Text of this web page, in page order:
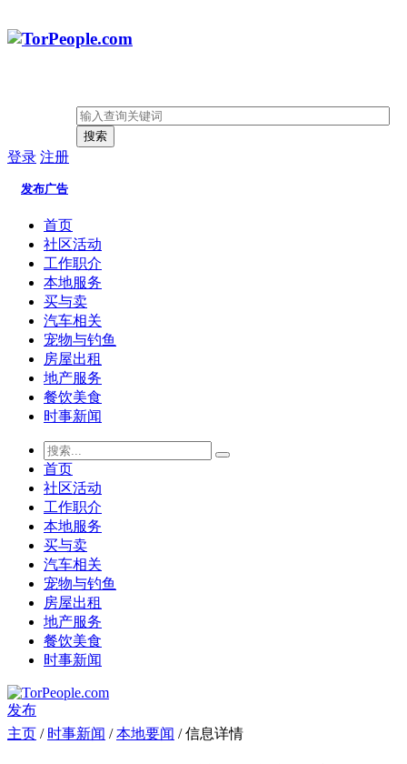
搜索
登录 注册
发布广告
首页
社区活动
工作职介
本地服务
买与卖
汽车相关
宠物与钓鱼
房屋出租
地产服务
餐饮美食
时事新闻
首页
社区活动
工作职介
本地服务
买与卖
汽车相关
宠物与钓鱼
房屋出租
地产服务
餐饮美食
时事新闻
发布
主页 / 时事新闻 /本地要闻 / 信息详情